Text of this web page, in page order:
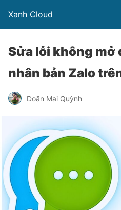
Xanh Cloud
Sửa lỗi không mở
nhân bản Zalo
Doãn Mai Quỳnh